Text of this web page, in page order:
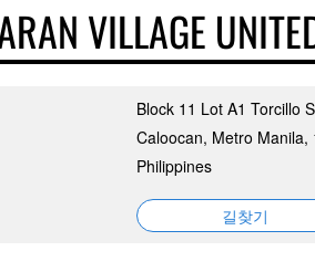
VILLAGE
Block 11 Lot A1 Torcillo
Caloocan, Metro Manila,
Philippines
길찾기